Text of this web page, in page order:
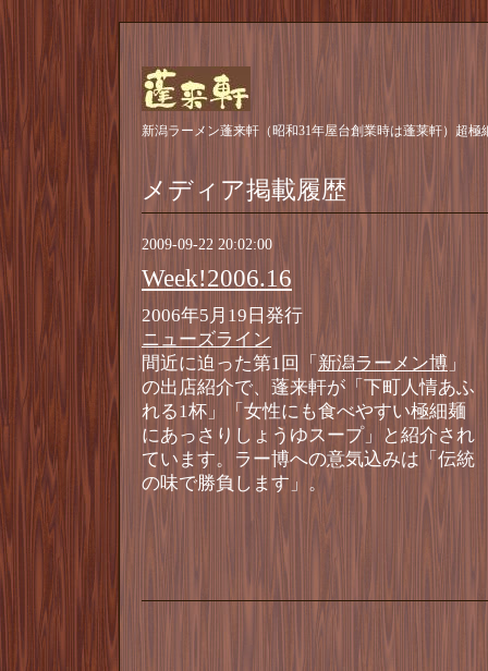
新潟ラーメン蓬来軒（昭和31年屋台創業時は蓬莱軒）超
メディア掲載履歴
2009-09-22 20:02:00
Week!2006.16
2006年5月19日発行
ニューズライン
間近に迫った第1回「 新潟ラーメン博 」
の出店紹介で、蓬来軒が「下町人情あふ
れる1杯」「女性にも食べやすい極細麺
にあっさりしょうゆスープ」と紹介され
ています。ラー博への意気込みは「伝統
の味で勝負します」。